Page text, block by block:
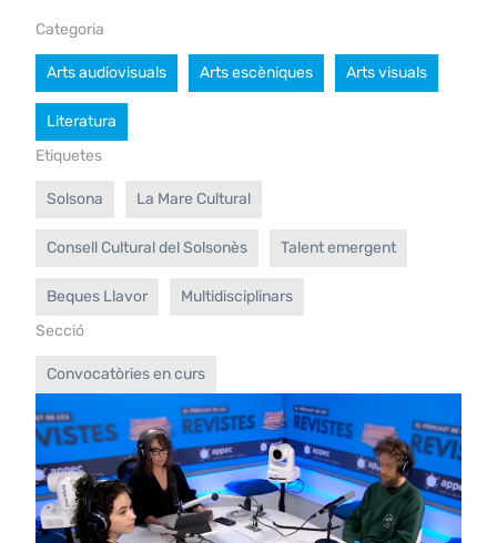
Categoria
Arts audiovisuals Arts escèniques Arts visuals
Literatura
Etiquetes
Solsona La Mare Cultural
Consell Cultural del Solsonès Talent emergent
Beques Llavor
Multidisciplinars
Secció
Convocatòries en curs